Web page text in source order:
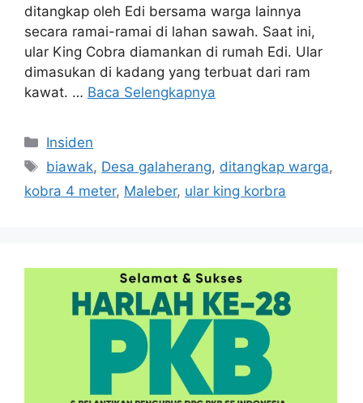
ditangkap oleh Edi bersama warga lainnya
secara ramai-ramai di lahan sawah. Saat ini,
ular King Cobra diamankan di rumah Edi. Ular
dimasukan di kadang yang terbuat dari ram
kawat. … Baca Selengkapnya
Kategori
Insiden
Tag
biawak, Desa galaherang, ditangkap warga,
kobra 4 meter, Maleber, ular king korbra